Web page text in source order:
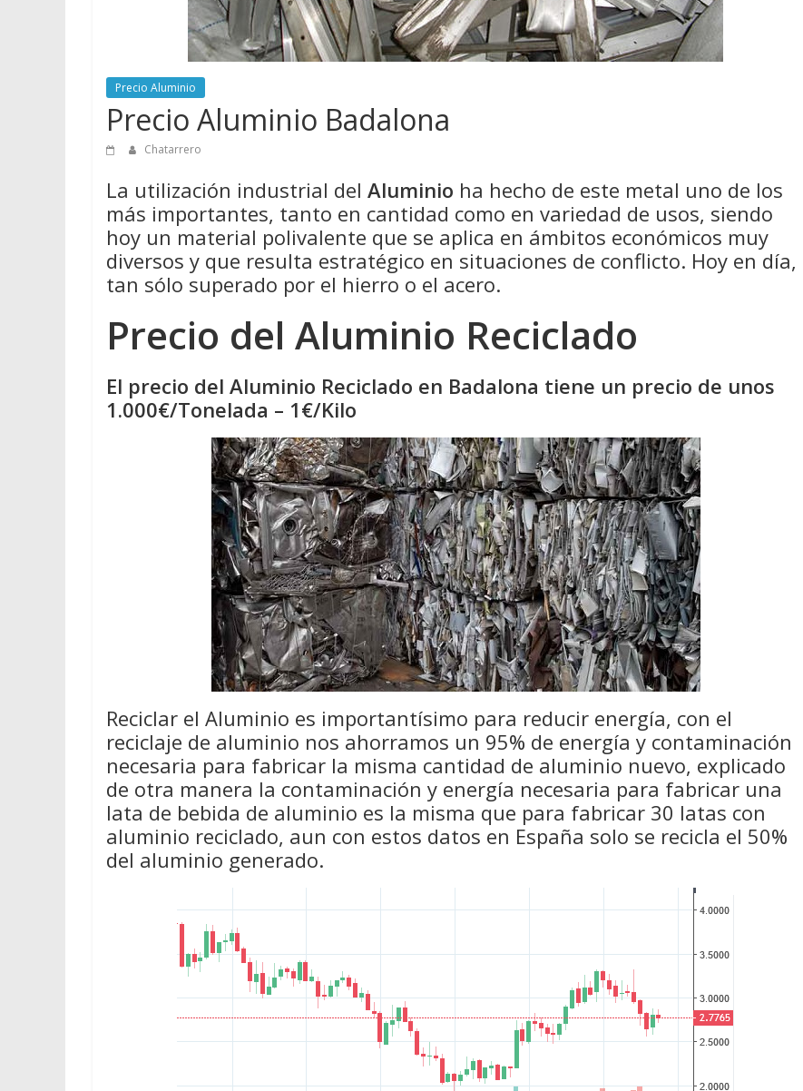
Precio Aluminio
Precio Aluminio Badalona
Chatarrero
La utilización industrial del Aluminio ha hecho de este metal uno de los
más importantes, tanto en cantidad como en variedad de usos, siendo
hoy un material polivalente que se aplica en ámbitos económicos muy
diversos y que resulta estratégico en situaciones de conflicto. Hoy en día,
tan sólo superado por el hierro o el acero.
Precio del Aluminio Reciclado
El precio del Aluminio Reciclado en Badalona tiene un precio de unos
1.000€/Tonelada – 1€/Kilo
Reciclar el Aluminio es importantísimo para reducir energía, con el
reciclaje de aluminio nos ahorramos un 95% de energía y contaminación
necesaria para fabricar la misma cantidad de aluminio nuevo, explicado
de otra manera la contaminación y energía necesaria para fabricar una
lata de bebida de aluminio es la misma que para fabricar 30 latas con
aluminio reciclado, aun con estos datos en España solo se recicla el 50%
del aluminio generado.